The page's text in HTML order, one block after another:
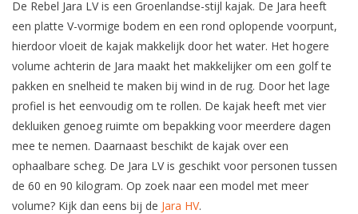
De Rebel Jara LV is een Groenlandse-stijl kajak. De Jara heeft
een platte V-vormige bodem en een rond oplopende voorpunt,
hierdoor vloeit de kajak makkelijk door het water. Het hogere
volume achterin de Jara maakt het makkelijker om een golf te
pakken en snelheid te maken bij wind in de rug. Door het lage
profiel is het eenvoudig om te rollen. De kajak heeft met vier
dekluiken genoeg ruimte om bepakking voor meerdere dagen
mee te nemen. Daarnaast beschikt de kajak over een
ophaalbare scheg. De Jara LV is geschikt voor personen tussen
de 60 en 90 kilogram. Op zoek naar een model met meer
volume? Kijk dan eens bij de Jara HV.